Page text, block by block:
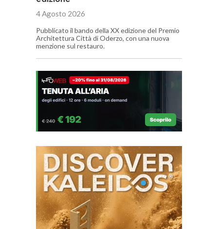
4 Agosto 2026
Pubblicato il bando della XX edizione del Premio
Architettura Città di Oderzo, con una nuova
menzione sul restauro.